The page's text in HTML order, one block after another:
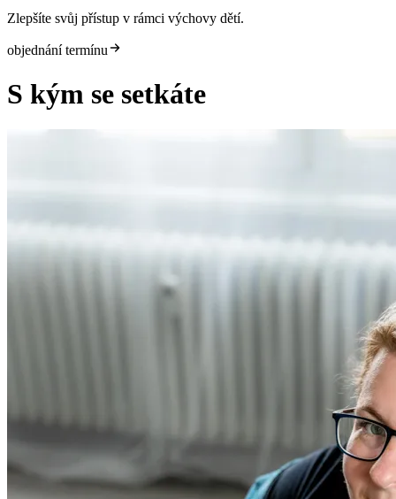
Zlepšíte svůj přístup v rámci výchovy dětí.
objednání termínu
S kým se setkáte